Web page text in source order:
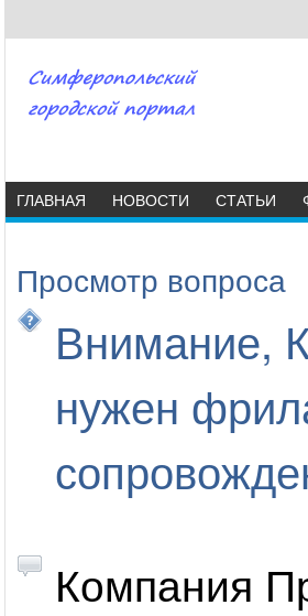
ГЛАВНАЯ НОВОСТИ СТАТЬИ
Просмотр вопроса
Внимание,
нужен
Компания